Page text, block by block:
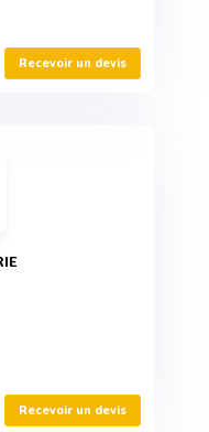
Recevoir un devis
Recevoir un devis